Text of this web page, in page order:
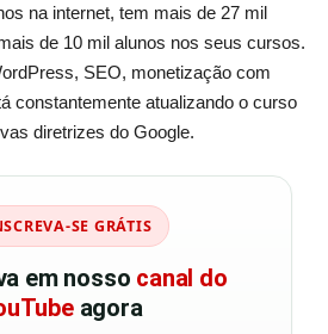
na internet, tem mais de 27 mil
de 10 mil alunos nos seus cursos.
SEO, monetização com
constantemente atualizando o curso
diretrizes do Google.
SE GRÁTIS
em nosso canal do
agora